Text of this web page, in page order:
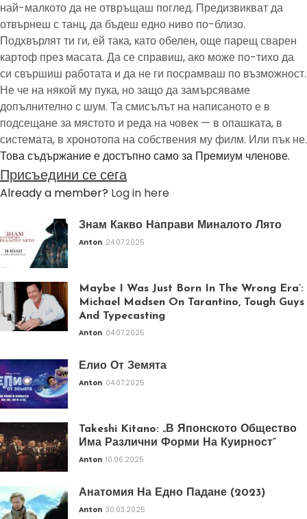
най-малкото да не отвръщаш поглед. Предизвикват да
отвърнеш с танц, да бъдеш едно ниво по-близо.
Подхвърлят ти ги, ей така, като обелен, още парещ сварен
картоф през масата. Да се справиш, ако може по-тихо да
си свършиш работата и да не ги посрамваш по възможност.
Не че на някой му пука, но защо да замърсяваме
допълнително с шум. Та смисълът на написаното е в
подсещане за мястото и реда на човек — в опашката, в
системата, в хронотопа на собствения му филм. Или пък не.
Това съдържание е достъпно само за Премиум членове.
Присъедини се сега
Already a member? Log in here
Знам Какво Направи Миналото Лято
Anton 24.07.2025
Maybe I Was Just Born In The Wrong Era’:
Michael Madsen On Tarantino, Tough Guys
And Typecasting
Anton 04.07.2025
Елио От Земята
Anton 04.07.2025
Takeshi Kitano: „В Японското Общество
Има Различни Форми На Куирност“
Anton 10.06.2025
Анатомия На Едно Падане (2023)
Anton 30.03.2025